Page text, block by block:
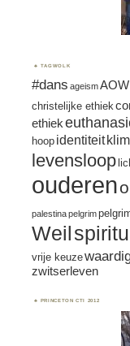
TAGWOLK
#dans ageismAOW
christelijke ethiek
ethiek
hoop identiteit
levensloop
ouderen
palestinapelgrim
Weil
vrije keuze
zwitserleven
PRINCETON CTI 2012